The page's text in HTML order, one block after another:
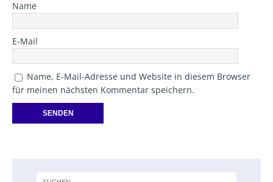
Name
E-Mail
Name, E-Mail-Adresse und Website in diesem Browser
für meinen nächsten Kommentar speichern.